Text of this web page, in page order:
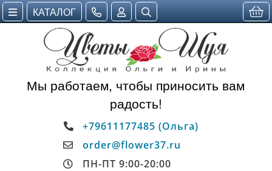
КАТАЛОГ
Мы работаем, чтобы приносить вам
радость!
+79611177485 (Ольга)
order@flower37.ru
ПН-ПТ 9:00-20:00